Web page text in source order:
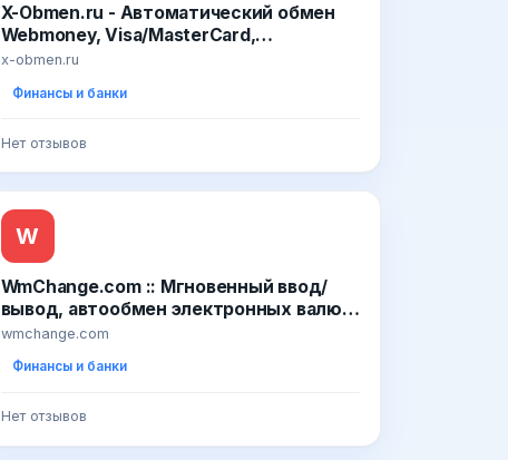
X-Obmen.ru - Автоматический обмен
Webmoney, Visa/MasterCard,
АльфаБанк, ВТБ24 Банк, СберБанк,
x-obmen.ru
Финансы и банки
Нет отзывов
W
WmChange.com :: Мгновенный ввод/
вывод, автообмен электронных валют:
PerfectMoney, Liqpay, Visa, Приватбанк,
wmchange.com
Финансы и банки
Нет отзывов